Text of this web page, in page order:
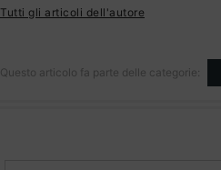
Tutti gli articoli dell'autore
Questo articolo fa parte delle categorie: